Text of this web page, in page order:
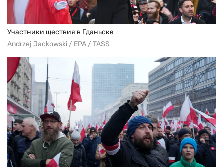
Участники ществия в Гданьске
Andrzej Jackowski / EPA / TASS